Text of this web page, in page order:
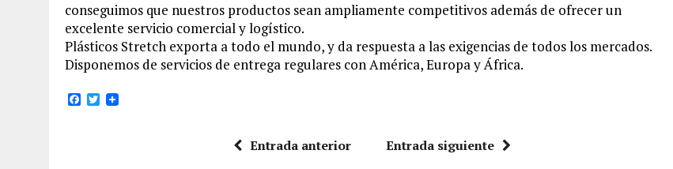
conseguimos que nuestros productos sean ampliamente competitivos además de ofrecer un
excelente servicio comercial y logístico.
Plásticos Stretch exporta a todo el mundo, y da respuesta a las exigencias de todos los mercados.
Disponemos de servicios de entrega regulares con América, Europa y África.
F T
Entrada anterior Entrada siguiente